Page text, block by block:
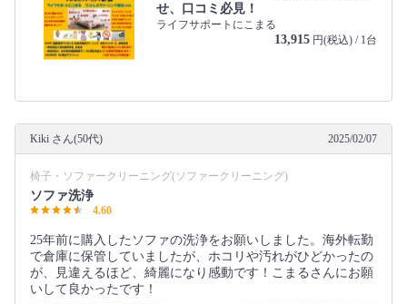
せ、口コミ必見！
ライフサポートにこまる
13,915 円(税込) / 1台
Kiki さん(50代) 2025/02/07
椅子・ソファークリーニング(ソファークリーニング)
ソファ洗浄
4.60
25年前に購入したソファの洗浄をお願いしました。海外転勤
で倉庫に保管していましたが、ホコリや汚れがひどかったの
が、見違えるほど、綺麗になり感動です！こまるさんにお願
いして良かったです！